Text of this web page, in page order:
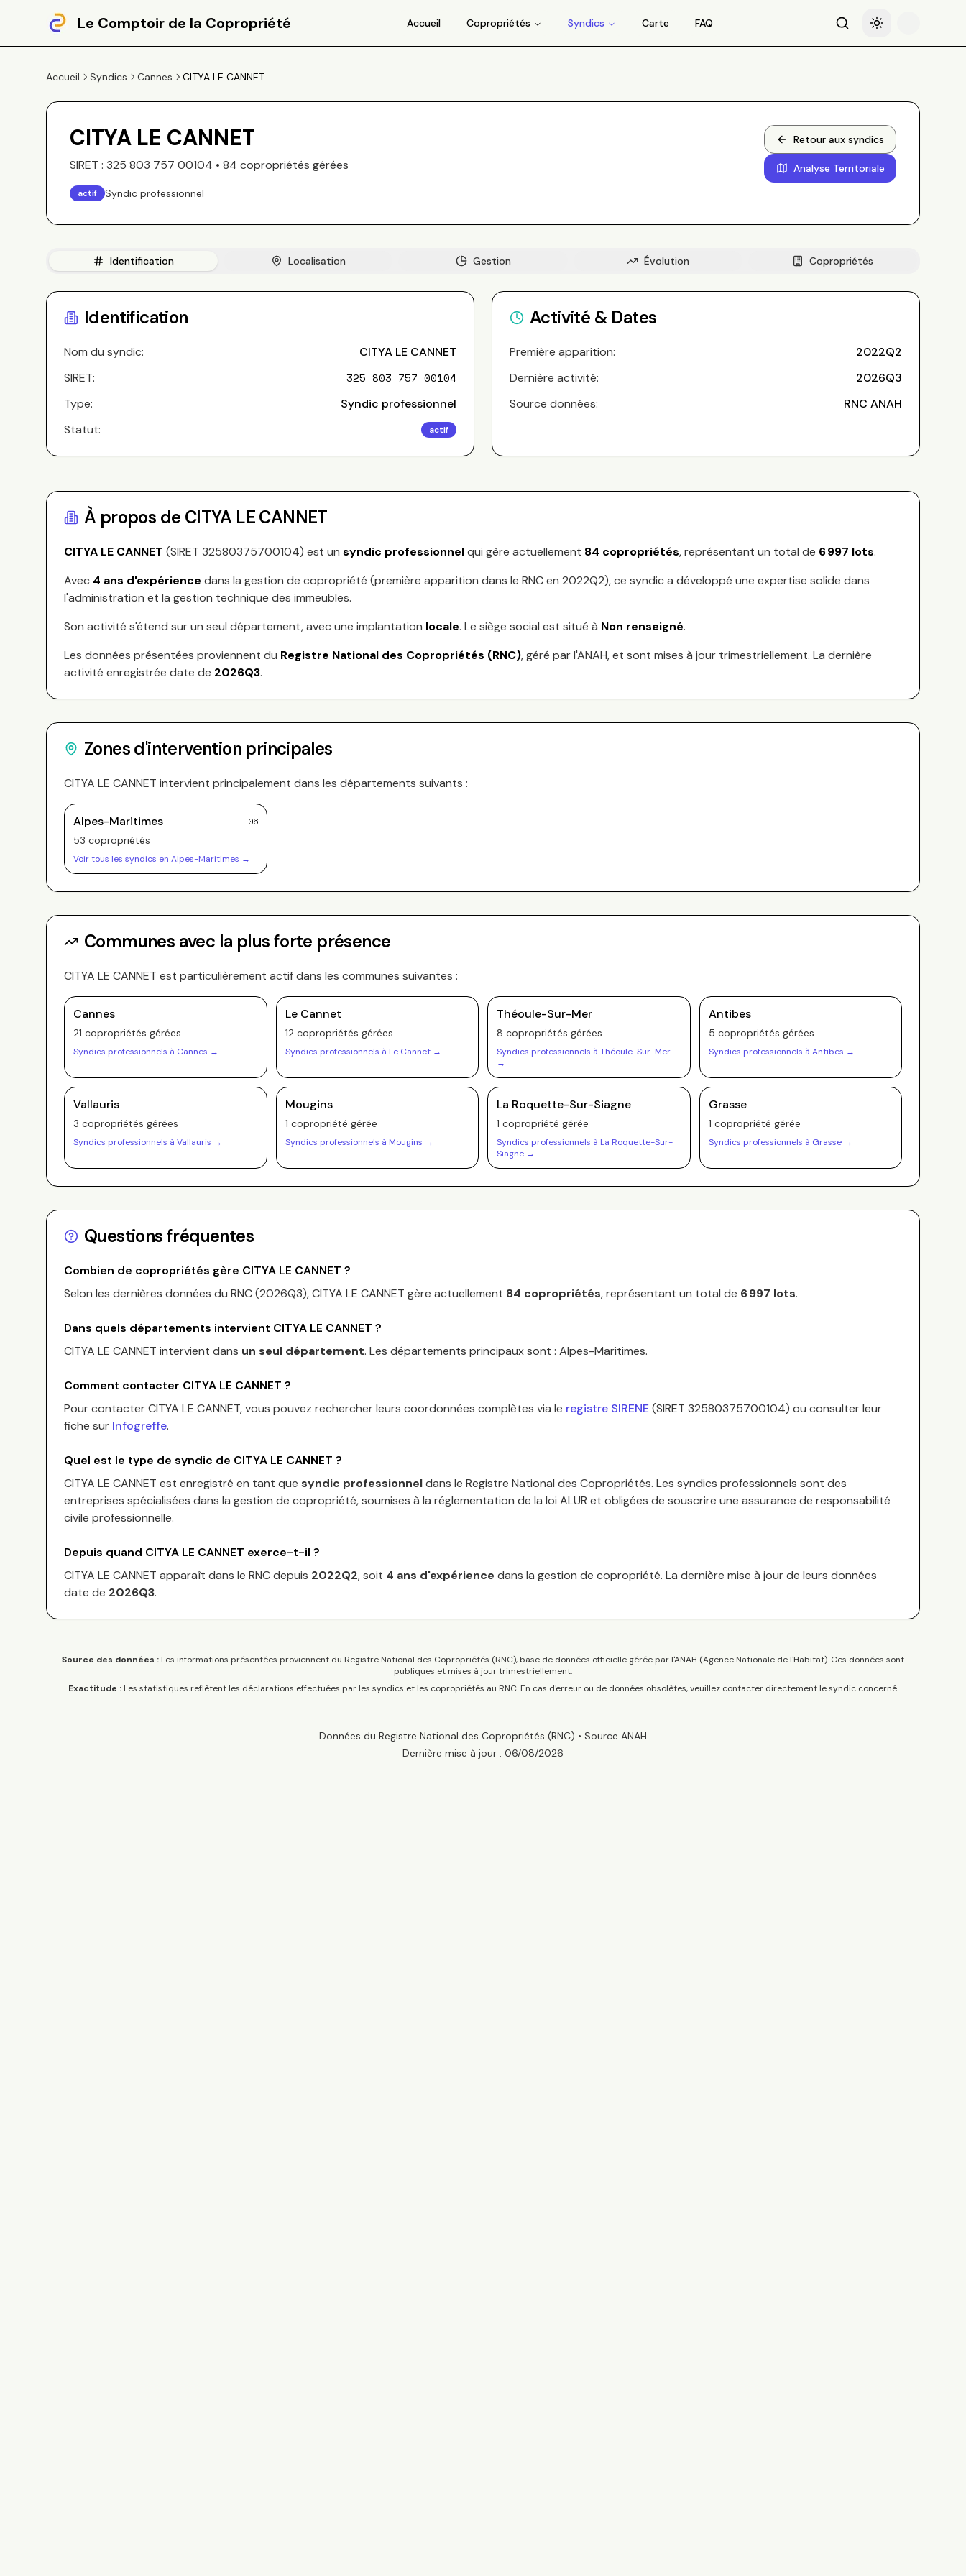
Le Comptoir de la Copropriété Accueil Copropriétés Syndics Carte FAQ RechercheBasculer le thème
Accueil Syndics Cannes CITYA LE CANNET
CITYA LE CANNET
SIRET : 325 803 757 00104 • 84 copropriétés gérées
actif Syndic professionnel
Retour aux syndics
Analyse Territoriale
Identification Localisation Gestion Évolution Copropriétés
Identification
Nom du syndic:
CITYA LE CANNET
SIRET:
325 803 757 00104
Type:
Syndic professionnel
Statut:
actif
Activité & Dates
Première apparition:
2022Q2
Dernière activité:
2026Q3
Source données:
RNC ANAH
À propos de CITYA LE CANNET
CITYA LE CANNET (SIRET 32580375700104) est un syndic professionnelqui gère actuellement 84 copropriétés, représentant un total de 6 997 lots.
Avec 4 ans d'expérience dans la gestion de copropriété (première apparition dans le RNC en 2022Q2), ce syndic a développé une expertise solide dans
l'administration et la gestion technique des immeubles.
Son activité s'étend surun seul département, avec une implantation locale. Le siège social est situé à Non renseigné.
Les données présentées proviennent du Registre National des Copropriétés (RNC), géré par l'ANAH, et sont mises à jour trimestriellement. La dernière
activité enregistrée date de 2026Q3.
Zones d'intervention principales
CITYA LE CANNET intervient principalement dans les départements suivants :
Alpes-Maritimes 06
53 copropriétés
Voir tous les syndics en Alpes-Maritimes →
Communes avec la plus forte présence
CITYA LE CANNET est particulièrement actif dans les communes suivantes :
Cannes
21 copropriétés gérées
Syndics professionnels à Cannes →
Le Cannet
12copropriétés gérées
Syndics professionnels à Le Cannet→
Théoule-Sur-Mer
8 copropriétés gérées
Syndics professionnels à Théoule-Sur-Mer
→
Antibes
5 copropriétés gérées
Syndics professionnels à Antibes →
Vallauris
3 copropriétés gérées
Syndics professionnels à Vallauris →
Mougins
1 copropriété gérée
Syndics professionnels à Mougins →
La Roquette-Sur-Siagne
1 copropriété gérée
Syndics professionnels à La Roquette-Sur-
Siagne →
Grasse
1 copropriété gérée
Syndics professionnels à Grasse→
Questions fréquentes
Combien de copropriétés gère CITYA LE CANNET ?
Selon les dernières données du RNC (2026Q3),CITYA LE CANNET gère actuellement 84 copropriétés, représentant un total de 6 997 lots.
Dans quels départements intervient CITYA LE CANNET ?
CITYA LE CANNET intervient dans un seul département. Les départements principaux sont : Alpes-Maritimes.
Comment contacter CITYA LE CANNET ?
Pour contacterCITYA LE CANNET, vous pouvez rechercher leurs coordonnées complètes via le registre SIRENE (SIRET 32580375700104) ou consulter leur
fiche sur Infogreffe.
Quel est le type de syndic de CITYA LE CANNET ?
CITYA LE CANNET est enregistré en tant que syndic professionneldans le Registre National des Copropriétés. Les syndics professionnels sont des
entreprises spécialisées dans la gestion de copropriété, soumises à la réglementation de la loi ALUR et obligées de souscrire une assurance de responsabilité
civile professionnelle.
Depuis quand CITYA LE CANNET exerce-t-il ?
CITYA LE CANNET apparaît dans le RNC depuis 2022Q2, soit 4 ans d'expérience dans la gestion de copropriété. La dernière mise à jour de leurs données
date de 2026Q3.
Source des données : Les informations présentées proviennent du Registre National des Copropriétés (RNC), base de données officielle gérée par l'ANAH (Agence Nationale de l'Habitat). Ces données sont
publiques et mises à jour trimestriellement.
Exactitude :Les statistiques reflètent les déclarations effectuées par les syndics et les copropriétés au RNC. En cas d'erreur ou de données obsolètes, veuillez contacter directement le syndic concerné.
Données du Registre National des Copropriétés (RNC) • Source ANAH
Dernière mise à jour : 06/08/2026